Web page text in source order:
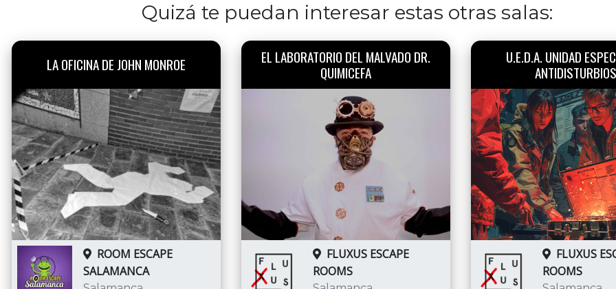
Quizá te puedan interesar estas otras salas:
LA OFICINA DE JOHN MONROE
ROOM ESCAPE
SALAMANCA
EL LABORATORIO DEL MALVADO DR.
QUIMICEFA
FLUXUS ESCAPE
ROOMS
U.E.D.A. UNIDAD
ANTIDISTURBIOS
FLUXUS
ROOMS